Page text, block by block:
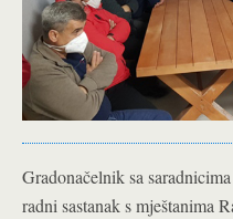
Gradonačelnik sa
radni sastanak s mještanima